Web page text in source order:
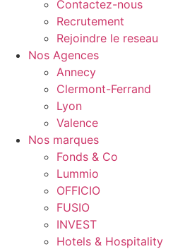
Contactez-nous
Recrutement
Rejoindre le reseau
Nos Agences
Annecy
Clermont-Ferrand
Lyon
Valence
Nos marques
Fonds & Co
Lummio
OFFICIO
FUSIO
INVEST
Hotels & Hospitality